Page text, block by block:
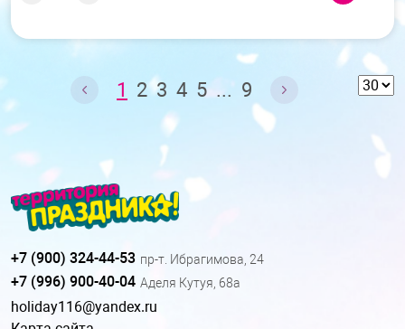
1 2 3 4 5 ... 9
+7 (900) 324-44-53 пр-т. Ибрагимова, 24
+7 (996) 900-40-04 Аделя Кутуя, 68а
holiday116@yandex.ru